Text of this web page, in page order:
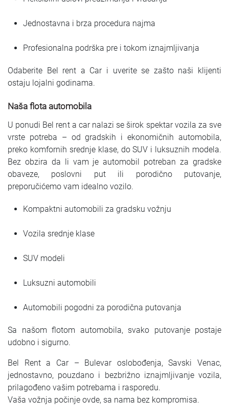
Jednostavna i brza procedura najma
Profesionalna podrška pre i tokom iznajmljivanja
Odaberite Bel rent a Car i uverite se zašto naši klijenti
ostaju lojalni godinama.
Naša flota automobila
U ponudi Bel rent a car nalazi se širok spektar vozila za sve
vrste potreba – od gradskih i ekonomičnih automobila,
preko komfornih srednje klase, do SUV i luksuznih modela.
Bez obzira da li vam je automobil potreban za gradske
obaveze, poslovni put ili porodično putovanje,
preporučićemo vam idealno vozilo.
Kompaktni automobili za gradsku vožnju
Vozila srednje klase
SUV modeli
Luksuzni automobili
Automobili pogodni za porodična putovanja
Sa našom flotom automobila, svako putovanje postaje
udobno i sigurno.
Bel Rent a Car – Bulevar oslobođenja, Savski Venac,
jednostavno, pouzdano i bezbrižno iznajmljivanje vozila,
prilagođeno vašim potrebama i rasporedu.
Vaša vožnja počinje ovde, sa nama bez kompromisa.